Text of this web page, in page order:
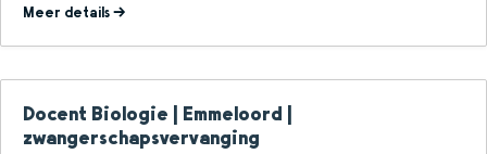
Meer details
Docent Biologie | Emmeloord |
zwangerschapsvervanging